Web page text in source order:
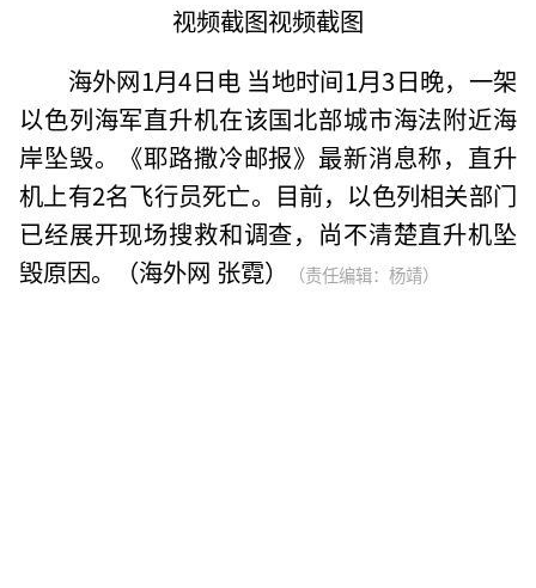
视频截图视频截图
海外网1月4日电 当地时间1月3日晚，一架
以色列海军直升机在该国北部城市海法附近海
岸坠毁。《耶路撒冷邮报》最新消息称，直升
机上有2名飞行员死亡。目前，以色列相关部门
已经展开现场搜救和调查，尚不清楚直升机坠
毁原因。（海外网 张霓）
（责任编辑：杨靖）